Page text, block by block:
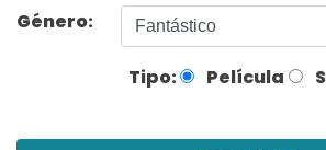
Género:
Tipo: Película